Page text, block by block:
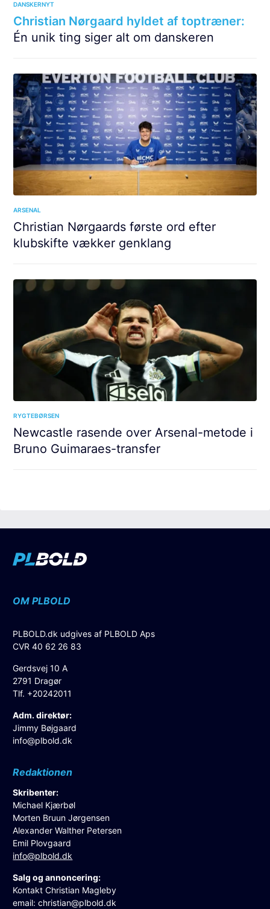
DANSKERNYT
Christian Nørgaard hyldet af toptræner:
Én unik ting siger alt om danskeren
ARSENAL
Christian Nørgaards første ord efter
klubskifte vækker genklang
RYGTEBØRSEN
Newcastle rasende over Arsenal-metode i
Bruno Guimaraes-transfer
OM PLBOLD
PLBOLD.dk udgives af PLBOLD Aps
CVR 40 62 26 83
Gerdsvej 10 A
2791 Dragør
Tlf. +20242011
Adm. direktør:
Jimmy Bøjgaard
info@plbold.dk
Redaktionen
Skribenter:
Michael Kjærbøl
Morten Bruun Jørgensen
Alexander Walther Petersen
Emil Plovgaard
info@plbold.dk
Salg og annoncering:
Kontakt Christian Magleby
email:christian@plbold.dk